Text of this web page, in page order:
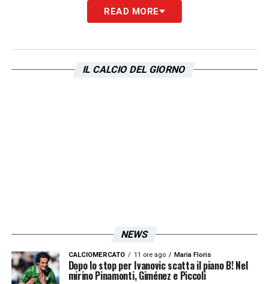
READ MORE
IL CALCIO DEL GIORNO
NEWS
CALCIOMERCATO 11 ore ago Maria Floris
Dopo lo stop per Ivanovic scatta il piano B! Nel
mirino Pinamonti, Giménez e Piccoli